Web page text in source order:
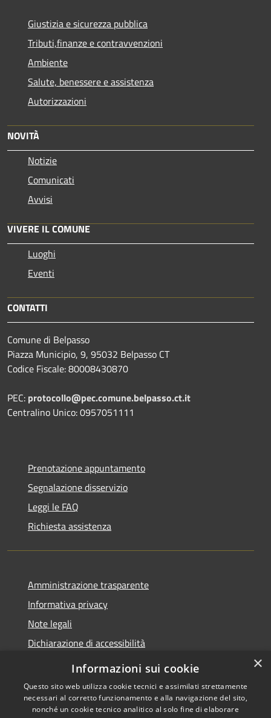
Giustizia e sicurezza pubblica
Tributi,finanze e contravvenzioni
Ambiente
Salute, benessere e assistenza
Autorizzazioni
NOVITÀ
Notizie
Comunicati
Avvisi
VIVERE IL COMUNE
Luoghi
Eventi
CONTATTI
Comune di Belpasso
Piazza Municipio, 9, 95032 Belpasso CT
Codice Fiscale: 80008430870
PEC: protocollo@pec.comune.belpasso.ct.it
Centralino Unico: 0957051111
Prenotazione appuntamento
Segnalazione disservizio
Leggi le FAQ
Richiesta assistenza
Amministrazione trasparente
Informativa privacy
Note legali
Dichiarazione di accessibilità
RSS
Copyright © 2026 • Comune di
×
Informazioni sui cookie
Questo sito web utilizza cookie tecnici e assimilati strettamente
necessari al corretto funzionamento e alla navigazione del sito,
nonché un cookie tecnico analitico al solo fine di elaborare